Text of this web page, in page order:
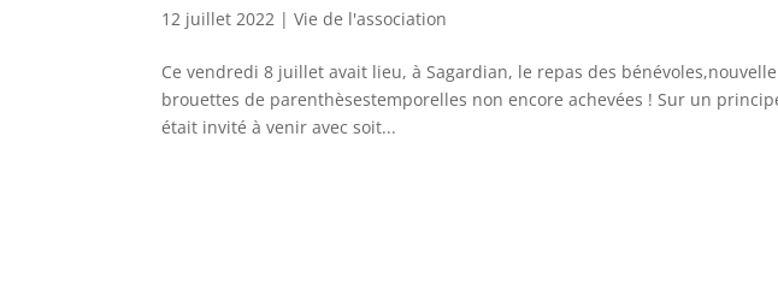
12 juillet 2022 |Vie de l'association
Ce vendredi 8 juillet avait lieu, à Sagardian, le repas des
brouettes de parenthèsestemporelles non encore achevées ! Sur un
était invité à venir avec soit...